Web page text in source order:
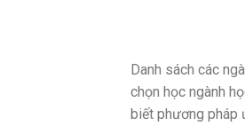
Danh sách các
chọn học ngành
biết phương pháp